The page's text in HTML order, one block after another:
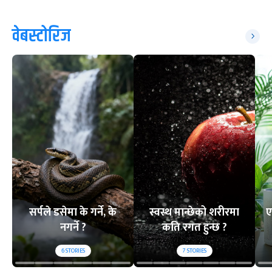
वेबस्टोरिज
सर्पले डसेमा के गर्ने, के
नगर्ने ?
6STORIES
स्वस्थ मान्छेको शरीरमा
कति रगत हुन्छ ?
7STORIES